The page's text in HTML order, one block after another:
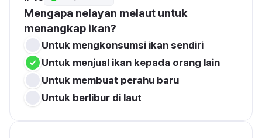
Mengapa nelayan melaut untuk
menangkap ikan?
Untuk mengkonsumsi ikan sendiri
Untuk menjual ikan kepada orang lain
Untuk membuat perahu baru
Untuk berlibur di laut